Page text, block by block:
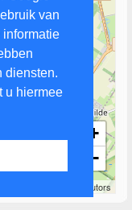
van
informatie
diensten.
u hiermee
+
−
contributors